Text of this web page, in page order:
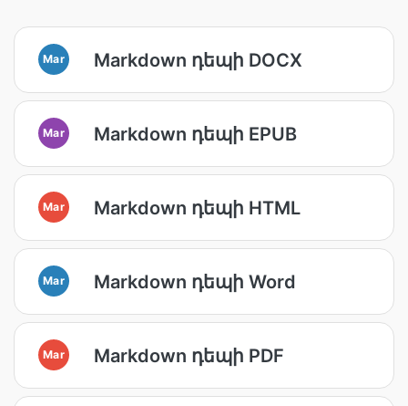
Mar Markdown դեպի DOCX
Mar Markdown դեպի EPUB
Mar Markdown դեպի HTML
Mar Markdown դեպի Word
Mar Markdown դեպի PDF